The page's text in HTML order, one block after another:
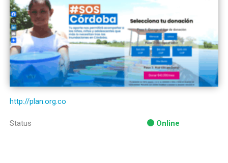
http://plan.org.co
Status Online